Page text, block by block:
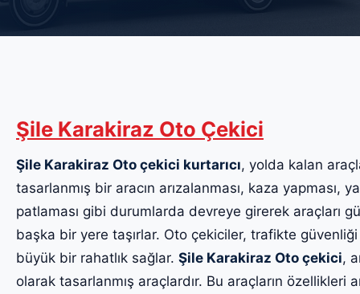
Şile Karakiraz Oto Çekici
Şile Karakiraz Oto çekici kurtarıcı, yolda kalan
tasarlanmış bir aracın arızalanması, kaza yapması,
patlaması gibi durumlarda devreye girerek araçları
başka bir yere taşırlar. Oto çekiciler, trafikte
büyük bir rahatlık sağlar. Şile Karakiraz Oto çekici,
olarak tasarlanmış araçlardır. Bu araçların özellikleri